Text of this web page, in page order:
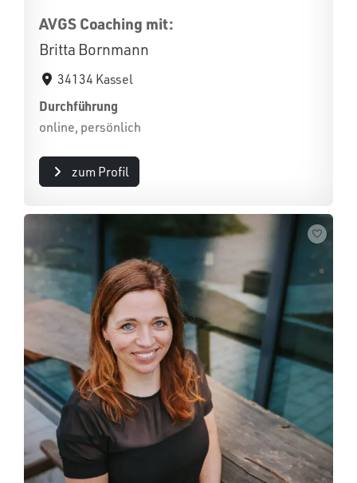
AVGS Coaching mit:
Britta Bornmann
34134 Kassel
Durchführung
online, persönlich
zum Profil